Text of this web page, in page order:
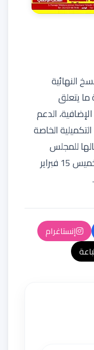
النهائية
ما يتعلق
الدعم
الخاصة
للمجلس
الحكومي الذي سينعقد يوم الخميس 15 فبراير
إنستاغرام